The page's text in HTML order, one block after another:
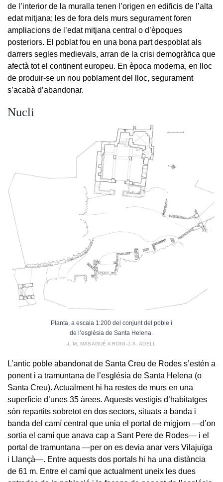
de l’interior de la muralla tenen l’origen en edificis de l’alta
edat mitjana; les de fora dels murs segurament foren
ampliacions de l’edat mitjana central o d’èpoques
posteriors. El poblat fou en una bona part despoblat als
darrers segles medievals, arran de la crisi demogràfica que
afectà tot el continent europeu. En època moderna, en lloc
de produir-se un nou poblament del lloc, segurament
s’acabà d’abandonar.
Nucli
Planta, a escala 1:200 del conjunt del poble i
de l’església de Santa Helena.
J. M. MASAGUÉ A ROIG-J. A. ADELL
L’antic poble abandonat de Santa Creu de Rodes s’estén a
ponent i a tramuntana de l’església de Santa Helena (o
Santa Creu). Actualment hi ha restes de murs en una
superfície d’unes 35 àrees. Aquests vestigis d’habitatges
són repartits sobretot en dos sectors, situats a banda i
banda del camí central que unia el portal de migjorn —d’on
sortia el camí que anava cap a Sant Pere de Rodes— i el
portal de tramuntana —per on es devia anar vers Vilajuïga
i Llançà—. Entre aquests dos portals hi ha una distància
de 61 m. Entre el camí que actualment uneix les dues